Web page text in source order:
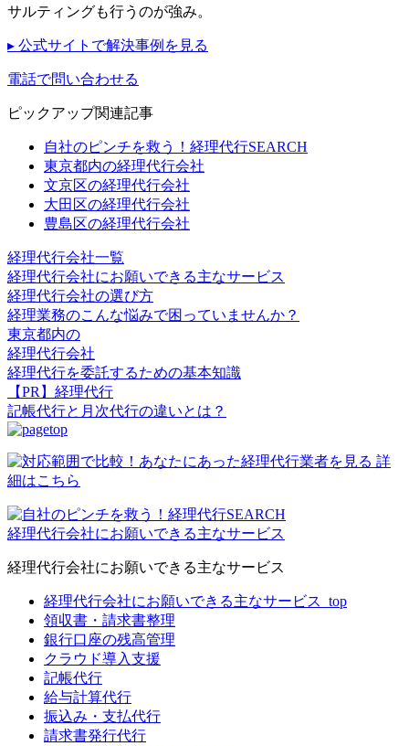
サルティングも行うのが強み。
▸ 公式サイトで解決事例を見る
電話で問い合わせる
ピックアップ関連記事
自社のピンチを救う！経理代行SEARCH
東京都内の経理代行会社
文京区の経理代行会社
大田区の経理代行会社
豊島区の経理代行会社
経理代行会社一覧
経理代行会社にお願いできる主なサービス
経理代行会社の選び方
経理業務のこんな悩みで困っていませんか？
東京都内の
経理代行会社
経理代行を委託するための基本知識
【PR】経理代行
記帳代行と月次代行の違いとは？
経理代行会社にお願いできる主なサービス
経理代行会社にお願いできる主なサービス
経理代行会社にお願いできる主なサービス_top
領収書・請求書整理
銀行口座の残高管理
クラウド導入支援
記帳代行
給与計算代行
振込み・支払代行
請求書発行代行